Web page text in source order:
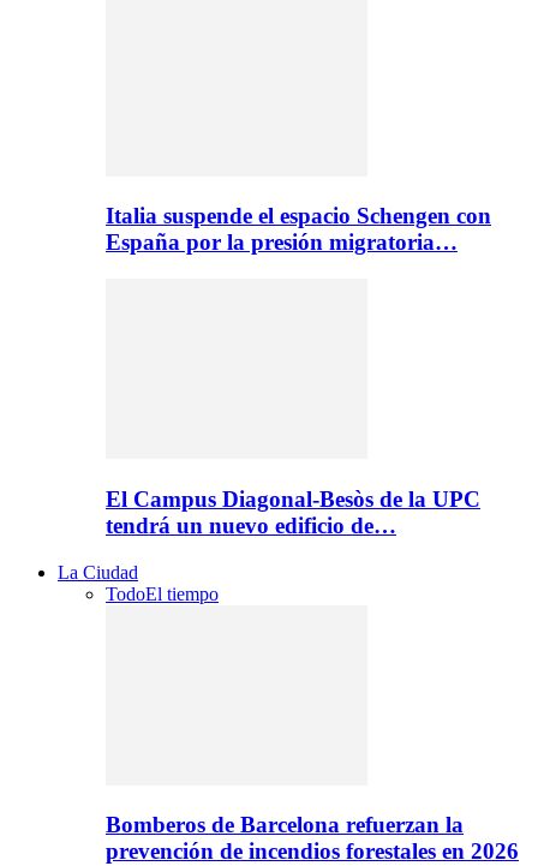
Italia suspende el espacio Schengen con
España por la presión migratoria…
El Campus Diagonal-Besòs de la UPC
tendrá un nuevo edificio de…
La Ciudad
TodoEl tiempo
Bomberos de Barcelona refuerzan la
prevención de incendios forestales en 2026